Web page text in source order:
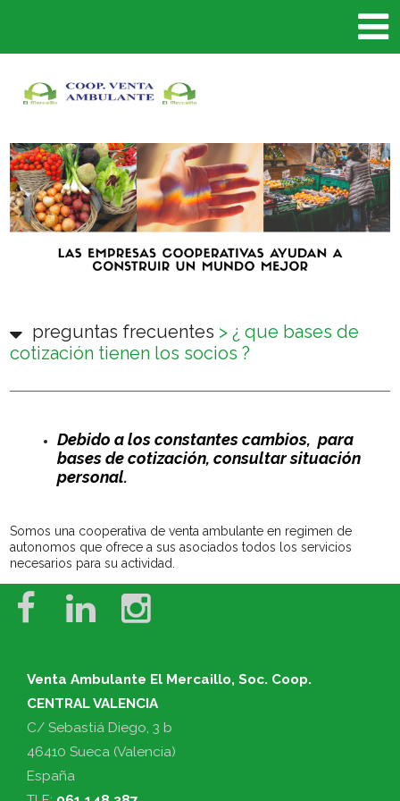
preguntas frecuentes > ¿ que bases de
cotización tienen los socios ?
Debido a los constantes cambios, para
bases de cotización, consultar situación
personal.
Somos una cooperativa de venta ambulante en regimen de
autonomos que ofrece a sus asociados todos los servicios
necesarios para su actividad.
Venta Ambulante El Mercaillo, Soc. Coop.
CENTRAL VALENCIA
C/ Sebastiá Diego, 3 b
46410 Sueca (Valencia)
España